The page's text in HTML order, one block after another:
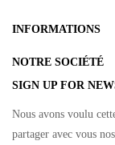
INFORMATIONS
NOTRE SOCIÉTÉ
SIGN UP FOR
Nous avons voulu
partager avec vous